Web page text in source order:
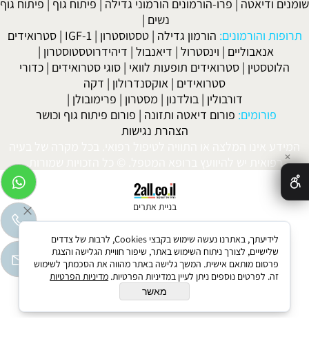
שומנים ודיאטה | פרו-הורמונים הורמוני גדילה | פיתוח גוף | פיתוח גוף
נשים |
תרופות והורמונים: הורמון גדילה |טסטוסטרון |
IGF-1
|סטרואידים
אנאבוליים | וינסטרול | דיאנבול | דיהידרוטסטוסטרון |
הלוטסטין | סטרואידים תופעות לוואי | סוגי סטרואידים | כדורי
סטרואידים | אוקסנדרולון | דקה
דורבולין | בולדנון | מסטרון | פרימובולן |
פורומים: פורום דיאטה ותזונה | פורום פיתוח גוף וכושר
הצהרת נגישות
המידע אינו המלצה או התוויה לטיפול רפואי. בכל מקרה של בעיה
רפואית יש להיוועץ ברופא המטפל. © כל הזכויות שמורות.
בניית אתרים
✕
לידיעתך, באתרנו נעשה שימוש בקבצי Cookies, לרבות של צדדים
שלישיים, לצורך ניתוח השימוש באתר, שיפור חוויית הגלישה והצגת
פרסום מותאם אישית. המשך גלישה באתר מהווה את הסכמתך לשימוש
זה. לפרטים נוספים ניתן לעיין במדיניות הפרטיות. מדיניות הפרטיות
מאשר